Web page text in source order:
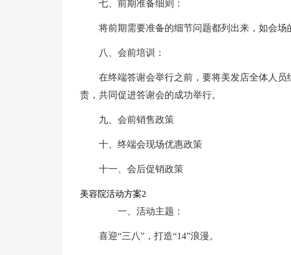
七、前期准备细则：
将前期需要准备的细节问题都列出来，如会场
八、会前培训：
在终端答谢会举行之前，要将美发店全体人
责，共同促进答谢会的成功举行。
九、会前销售政策
十、终端会现场优惠政策
十一、会后促销政策
美容院活动方案2
一、活动主题：
喜迎“三八”，打造“14”浪漫。